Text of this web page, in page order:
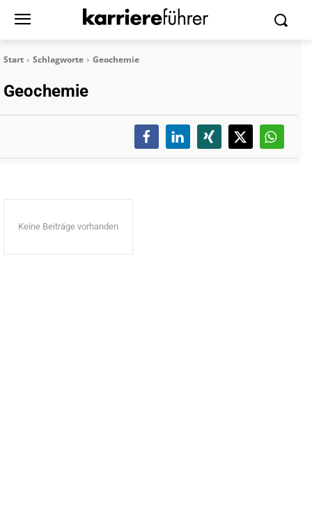
Start Schlagworte Geochemie
Geochemie
Keine Beiträge vorhanden